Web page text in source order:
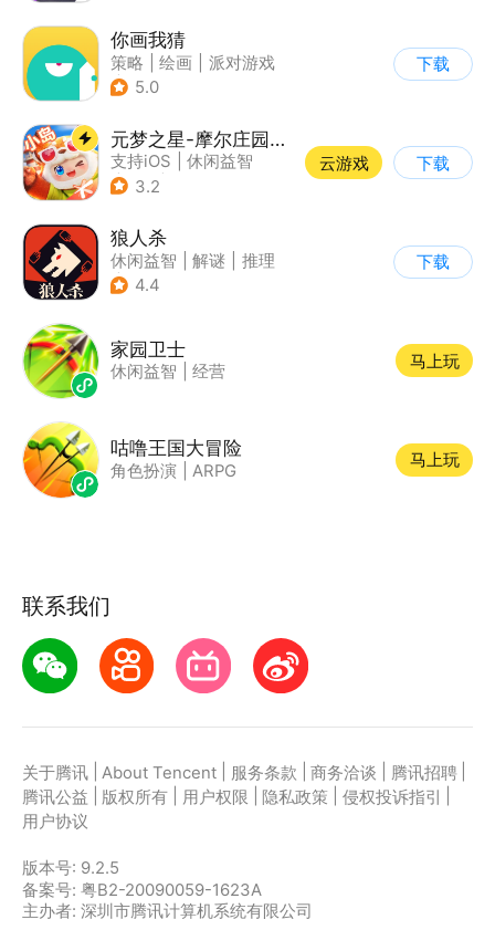
你画我猜
策略 绘画
派对游戏
| 卡通
5.0
下载
元梦之星-摩尔庄园联动
支持iOS
休闲益智
| PvP
3.2
云游戏 下载
狼人杀
休闲益智 解谜
推理
| 狼人杀
4.4
下载
家园卫士
休闲益智 经营
马上玩
咕噜王国大冒险
角色扮演 ARPG
马上玩
联系我们
关于腾讯 About Tencent 服务条款 商务洽谈 腾讯招聘
腾讯公益
版权所有 用户权限 隐私政策 侵权投诉指引
用户协议
版本号: 9.2.5
备案号: 粤B2-20090059-1623A
主办者: 深圳市腾讯计算机系统有限公司